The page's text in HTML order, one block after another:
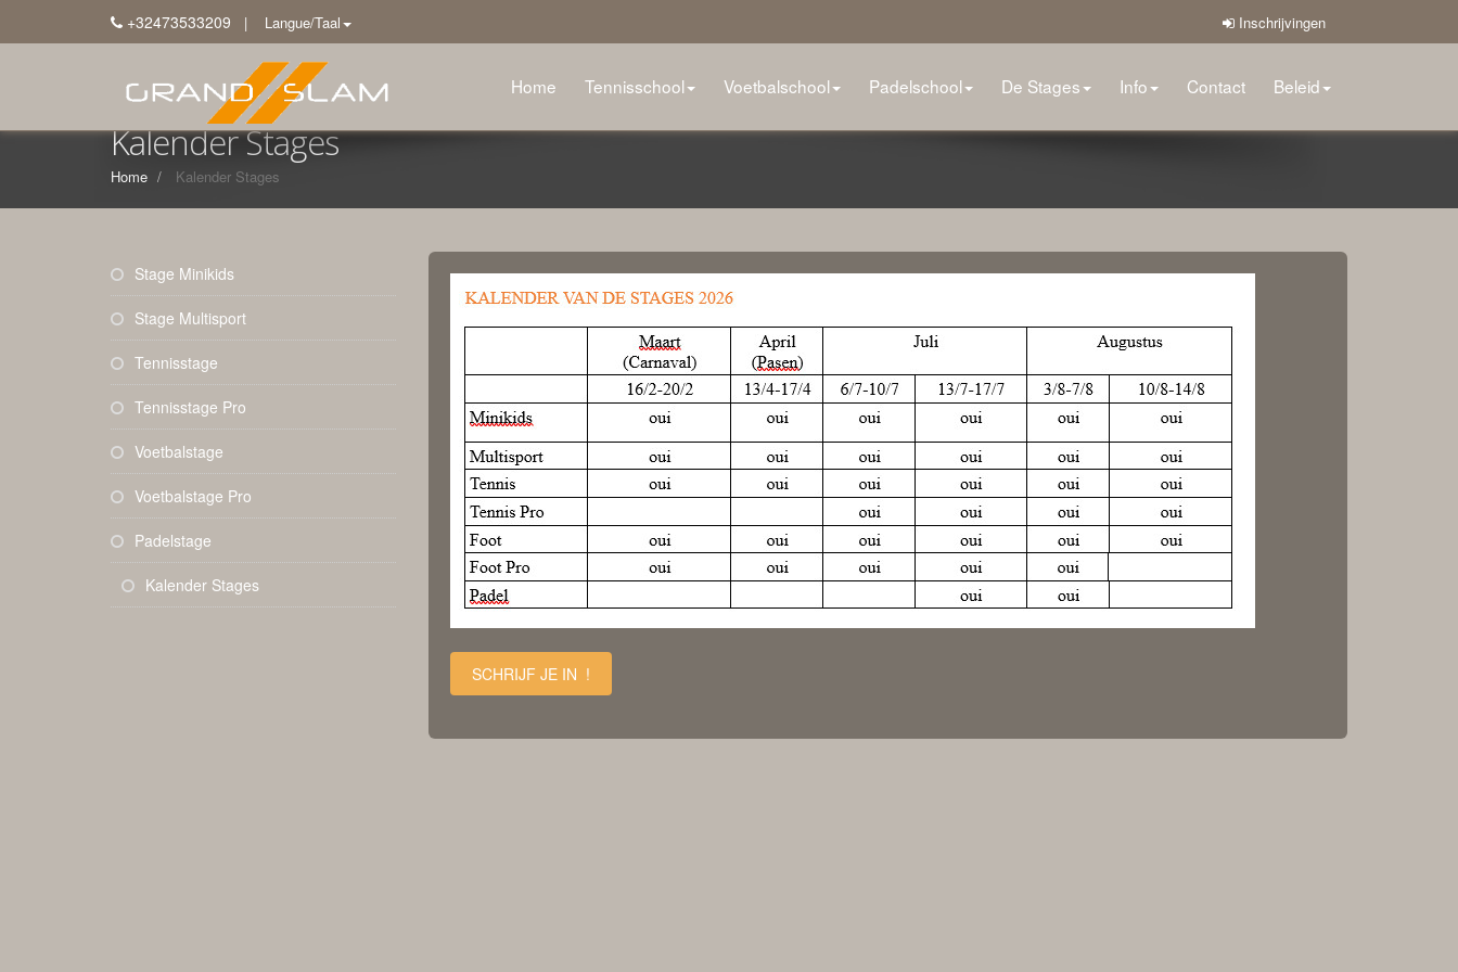
+32473533209 Inschrijvingen
| Langue/Taal
Home Tennisschool Voetbalschool Padelschool De Stages Info Contact Beleid
Kalender Stages
Home Kalender Stages
Stage Minikids
Stage Multisport
Tennisstage
Tennisstage Pro
Voetbalstage
Voetbalstage Pro
Padelstage
Kalender Stages
SCHRIJF JE IN !